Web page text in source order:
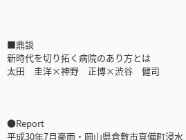
■鼎談
新時代を切り拓く病院のあり方とは
太田 圭洋×神野 正博×渋谷 健司
●Report
平成30年7月豪雨・岡山県倉敷市真備町浸